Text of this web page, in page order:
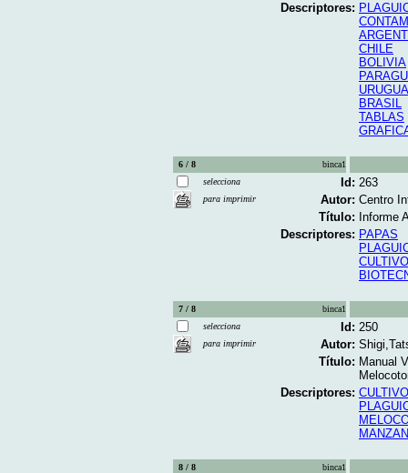
Descriptores:
CHILE
BOLIVIA
BRASIL
TABLAS
6 / 8
binca1
selecciona
para imprimir
Id: 263
Autor: Centro
Título: Informe
Descriptores: PAPAS
CULTIVO
7 / 8
binca1
selecciona
para imprimir
Id: 250
Autor:
Título: Manual
Descriptores:
8 / 8
binca1